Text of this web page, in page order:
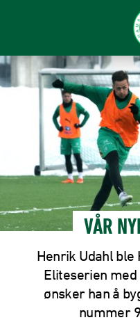
VÅR
Henrik Udahl
Eliteserien
ønsker han å
nummer